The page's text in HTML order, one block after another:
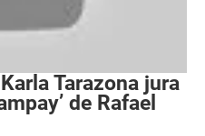
Tarazona jura
de Rafael